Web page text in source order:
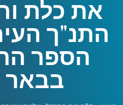
את כלת
התנ"ך
הספר